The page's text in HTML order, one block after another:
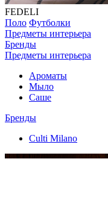
FEDELI
Поло Футболки
Предметы интерьера
Бренды
Предметы интерьера
Ароматы
Мыло
Саше
Бренды
Culti Milano